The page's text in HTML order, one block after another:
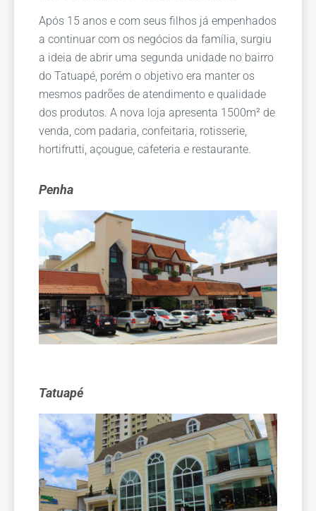
Após 15 anos e com seus filhos já empenhados
a continuar com os negócios da família, surgiu
a ideia de abrir uma segunda unidade no bairro
do Tatuapé, porém o objetivo era manter os
mesmos padrões de atendimento e qualidade
dos produtos. A nova loja apresenta 1500m² de
venda, com padaria, confeitaria, rotisserie,
hortifrutti, açougue, cafeteria e restaurante.
Penha
Tatuapé